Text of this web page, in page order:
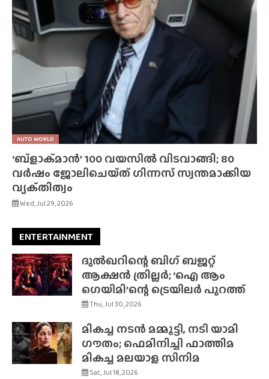
AUTO WORLD
‘ബ്‌ളാക്‌മാൻ’ 100 വയസിൽ വിടവാങ്ങി; 80
വർഷം ജോലിചെയ്‌ത്‌ ഗിന്നസ് സ്വന്തമാക്കിയ
വ്യക്‌തിത്വം
Wed, Jul 29, 2026
ENTERTAINMENT
ദുൽഖറിന്റെ ബിഗ് ബജറ്റ്
ആക്ഷൻ ത്രില്ലർ; ‘ഐ ആം
ഗെയിമി’ന്റെ ട്രെയിലർ പുറത്ത്
Thu, Jul 30, 2026
മികച്ച നടൻ മമ്മൂട്ടി, നടി യാമി
ഗൗതം; ഫെമിനിച്ചി ഫാത്തിമ
മികച്ച മലയാള സിനിമ
Sat, Jul 18, 2026